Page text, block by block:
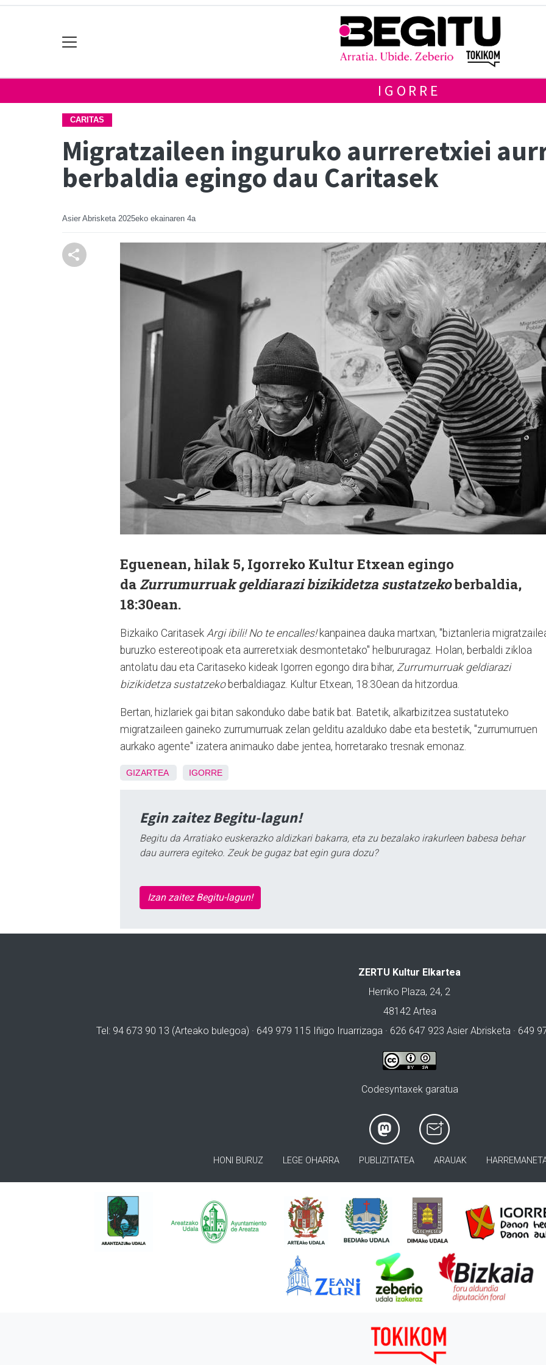
IGORRE
CARITAS
Migratzaileen inguruko aurreretxiei
berbaldia egingo dau Caritasek
Asier Abrisketa 2025eko ekainaren 4a
Eguenean, hilak 5, Igorreko Kultur Etxean egingo
da Zurrumurruak geldiarazi bizikidetza sustatzekoberbaldia,
18:30ean.
Bizkaiko Caritasek Argi ibili! No te encalles! kanpainea dauka martxan, "biztanleria
buruzko estereotipoak eta aurreretxiak desmontetako" helbururagaz. Holan, berbaldi zikloa
antolatu dau eta Caritaseko kideak Igorren egongo dira bihar, Zurrumurruak geldiarazi
bizikidetza sustatzeko berbaldiagaz. Kultur Etxean, 18:30ean da hitzordua.
Bertan, hizlariek gai bitan sakonduko dabe batik bat. Batetik, alkarbizitzea sustatuteko
migratzaileen gaineko zurrumurruak zelan gelditu azalduko dabe eta bestetik, "zurrumurruen
aurkako agente" izatera animauko dabe jentea, horretarako tresnak emonaz.
GIZARTEA IGORRE
Egin zaitez Begitu-lagun!
Begitu da Arratiako euskerazko aldizkari bakarra, eta zu bezalako irakurleen babesa behar
dau aurrera egiteko. Zeuk be gugaz bat egin gura dozu?
Izan zaitez Begitu-lagun!
ZERTU Kultur Elkartea
Herriko Plaza, 24, 2
48142 Artea
Tel: 94 673 90 13 (Arteako bulegoa) · 649 979 115 Iñigo Iruarrizaga · 626 647 923 Asier Abrisketa · 649
Codesyntaxek garatua
HONI BURUZ LEGE OHARRA PUBLIZITATEA ARAUAK